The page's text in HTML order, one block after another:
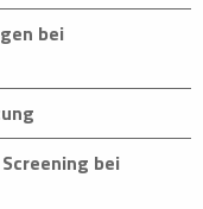
bei
bei